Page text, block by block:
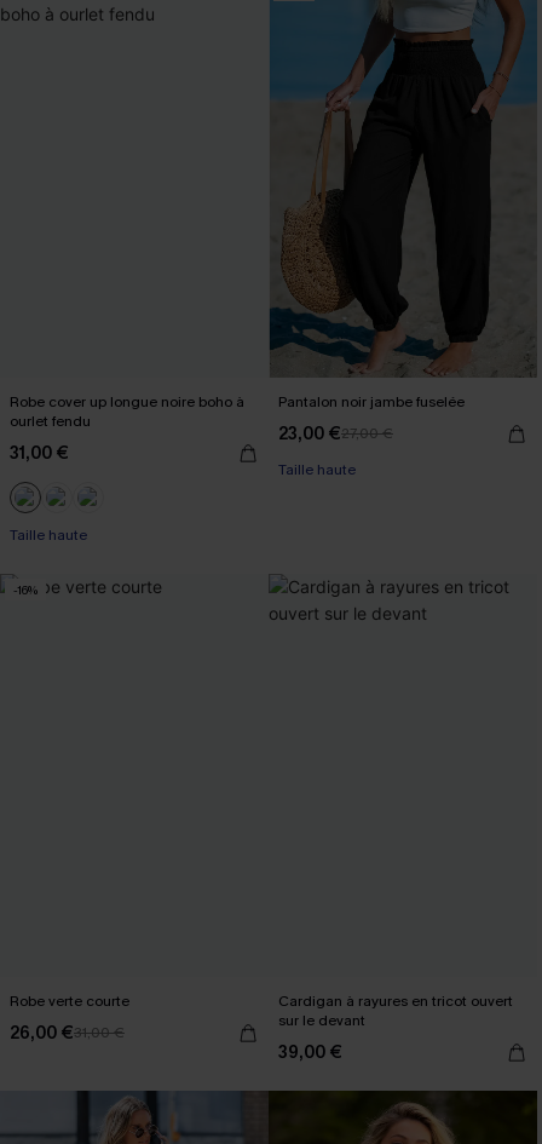
Robe cover up longue noire boho à
ourlet fendu
31,00 €
Taille haute
Pantalon noir jambe fuselée
23,00 €27,00 €
Taille haute
-16%
Robe verte courte
26,00 €31,00 €
Cardigan à rayures en tricot ouvert
sur le devant
39,00 €